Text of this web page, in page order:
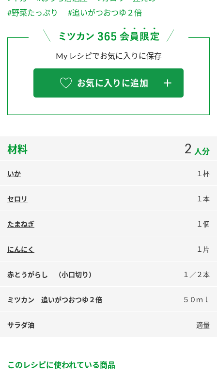
ふりかけ おすしの素
炊き込みご飯の素 米飯用調味液
鍋なび
お酢を知ろう！
ぽん酢サワー
ミツカンのCM
ZENB initiative
MIM（ミツカンミュージアム）
お客様の声をいかしました
よくあるご質問
地図から取り扱い店舗を探す
検索
業務用サイト ミツカングループについて 製造所固有記号一覧
#野菜たっぷり
#追いがつおつゆ２倍
My レシピでお気に入りに保存
お気に入りに追加
材料 2 人分
いか １杯
セロリ １本
たまねぎ １個
にんにく １片
赤とうがらし （小口切り） １／２本
ミツカン 追いがつおつゆ２倍 ５０ｍｌ
サラダ油 適量
このレシピに使われている商品